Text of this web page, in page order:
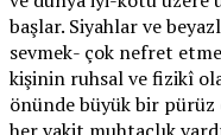
başlar. Siyahlar ve
sevmek- çok nefret
kişinin ruhsal ve fizikî
önünde büyük bir pürüz